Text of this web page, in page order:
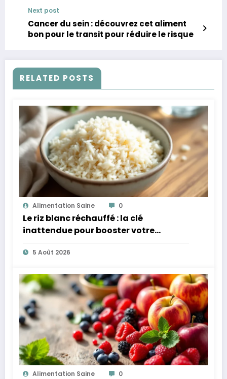
Next post
Cancer du sein : découvrez cet aliment
bon pour le transit pour réduire le risque
RELATED POSTS
Alimentation Saine 0
Le riz blanc réchauffé : la clé
inattendue pour booster votre
microbiote
5 Août 2026
Alimentation Saine 0